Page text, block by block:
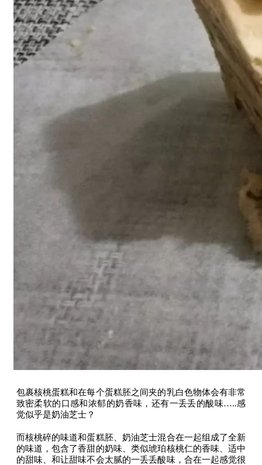
包裹核桃蛋糕和在每个蛋糕胚之间夹的乳白色物体会有非常
致密柔软的口感和浓郁的奶香味，还有一丢丢的酸味…..感
觉似乎是奶油芝士？
而核桃碎的味道和蛋糕胚、奶油芝士混合在一起组成了全新
的味道，包含了香甜的奶味、类似琥珀核桃仁的香味、适中
的甜味、和让甜味不会太腻的一丢丢酸味，合在一起感觉很